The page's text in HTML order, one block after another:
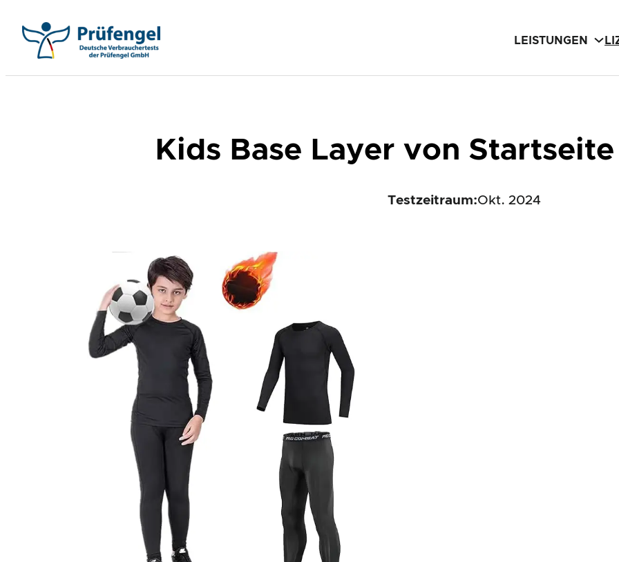
Inhalt
springen
LEISTUNGEN
Kids Base Layer von Startseite
Testzeitraum:Okt. 2024